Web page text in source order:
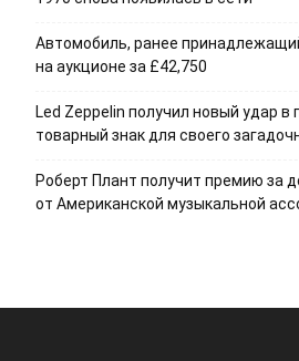
Автомобиль, ранее
на аукционе за £42,750
Led Zeppelin получил новый удар в
товарный знак для своего
Роберт Плант получит премию за
от Американской музыкальной